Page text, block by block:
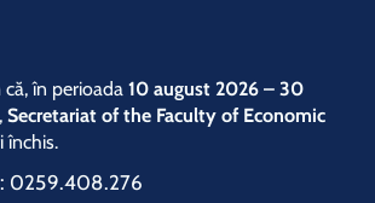
în perioada 10 august 2026 – 30
, Secretariat of the Faculty of Economic
închis.
0259.408.276